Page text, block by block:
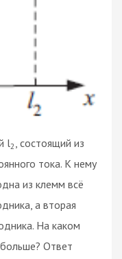
l2 , состоящий из
тока. К нему
из клемм всё
а вторая
На каком
Ответ